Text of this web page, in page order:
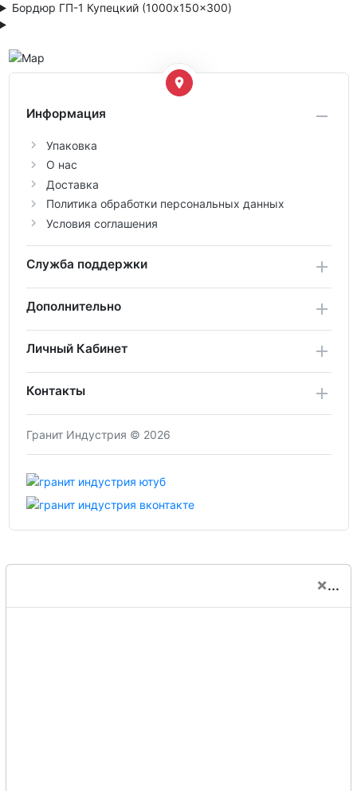
Бордюр ГП-1 Купецкий (1000x150x300)
Информация
Упаковка
О нас
Доставка
Политика обработки персональных данных
Условия соглашения
Служба поддержки
Дополнительно
Личный Кабинет
Контакты
Гранит Индустрия © 2026
×...